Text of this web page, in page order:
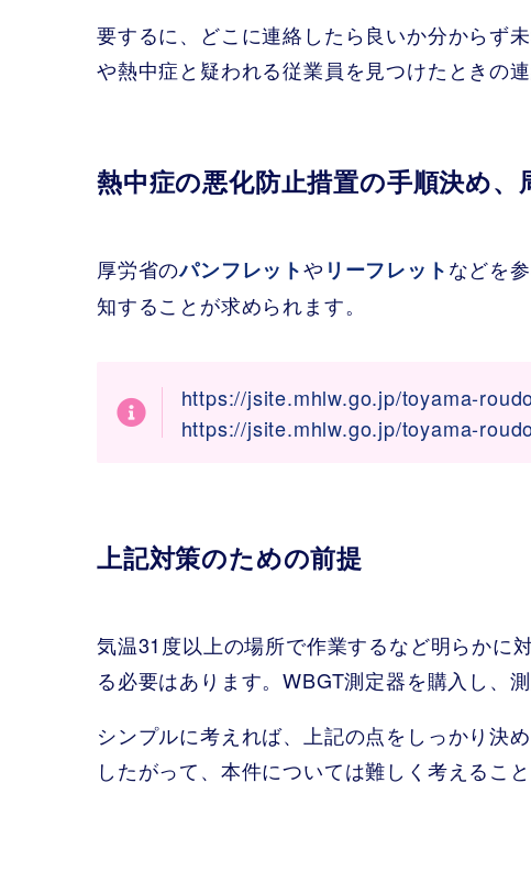
要するに、どこに連絡したら良いか分からず
や熱中症と疑われる従業員を見つけたときの
熱中症の悪化防止措置の手順決め、
厚労省のパンフレットや リーフレットなどを
知することが求められます。
https://jsite.mhlw.go.jp/toyama-
https://jsite.mhlw.go.jp/toyama-
上記対策のための前提
気温31度以上の場所で作業するなど明らかに
る必要はあります。WBGT測定器を購入し、測
シンプルに考えれば、上記の点をしっかり決
したがって、本件については難しく考えるこ